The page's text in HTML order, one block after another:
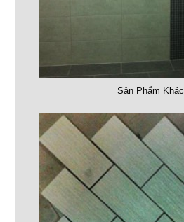
Sản Phẩm Khác